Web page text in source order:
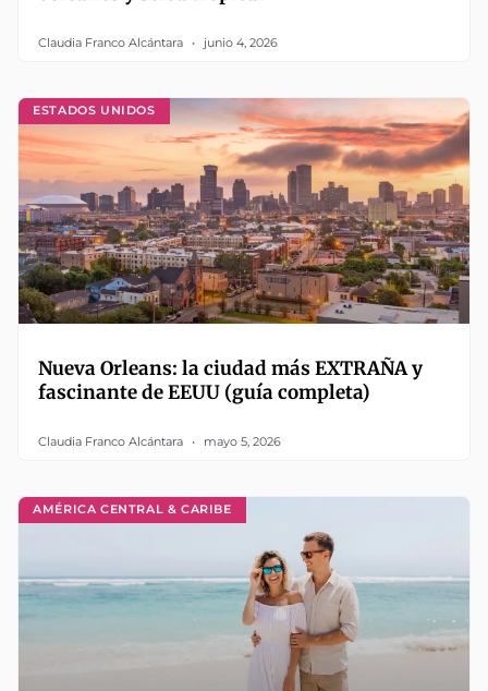
Claudia Franco Alcántara junio 4, 2026
ESTADOS UNIDOS
Nueva Orleans: la ciudad más EXTRAÑA y
fascinante de EEUU (guía completa)
Claudia Franco Alcántara mayo 5, 2026
AMÉRICA CENTRAL & CARIBE